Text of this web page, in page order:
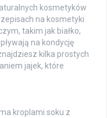
kosmetyków
na kosmetyki
takim jak białko,
na kondycję
kilka prostych
jajek, które
kroplami soku z